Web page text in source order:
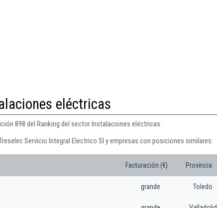
eléctricas
898 del Ranking del sector Instalaciones eléctricas.
Servicio Integral Electrico Sl y empresas con posiciones similares:
Facturación (€) Provincia
grande Toledo